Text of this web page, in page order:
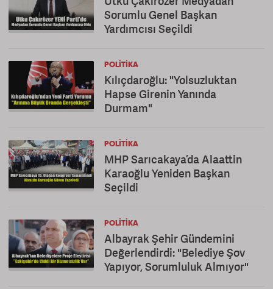
Sorumlu Genel Başkan
Yardımcısı Seçildi
POLITIKA
Kılıçdaroğlu: "Yolsuzluktan
Hapse Girenin Yanında
Durmam"
POLITIKA
MHP Sarıcakaya’da Alaattin
Karaoğlu Yeniden Başkan
Seçildi
POLITIKA
Albayrak Şehir Gündemini
Değerlendirdi: "Belediye Şov
Yapıyor, Sorumluluk Almıyor"